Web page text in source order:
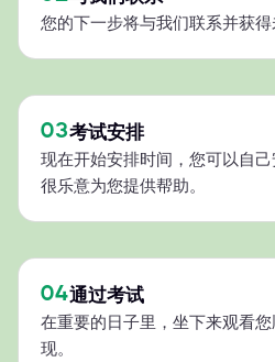
您的下一步将与我们联系并获得
03考试安排
现在开始安排时间，您可以自
很乐意为您提供帮助。
04通过考试
在重要的日子里，坐下来观看
现。